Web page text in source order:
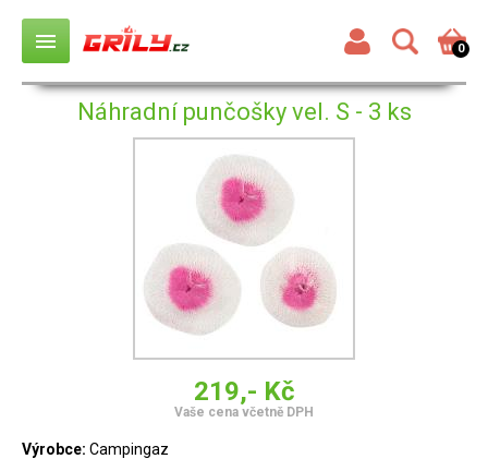
0
menu
Náhradní punčošky vel. S - 3 ks
219,- Kč
Vaše cena včetně DPH
Výrobce: Campingaz